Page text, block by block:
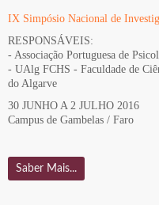
IX Simpósio Nacional de
RESPONSÁVEIS:
- Associação Portuguesa de
- UAlg FCHS - Faculdade de
do Algarve
30 JUNHO A 2 JULHO 2016
Campus de Gambelas / Faro
Saber Mais...